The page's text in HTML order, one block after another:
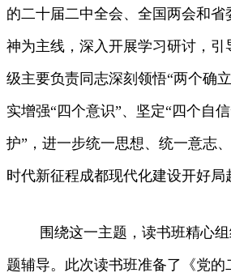
的二十届二中全会、全国两会和
神为主线，深入开展学习研讨，引
级主要负责同志深刻领悟“两个确
实增强“四个意识”、坚定“四个自
护”，进一步统一思想、统一意志
时代新征程成都现代化建设开好局
围绕这一主题，读书班精心组
题辅导。此次读书班准备了《党的